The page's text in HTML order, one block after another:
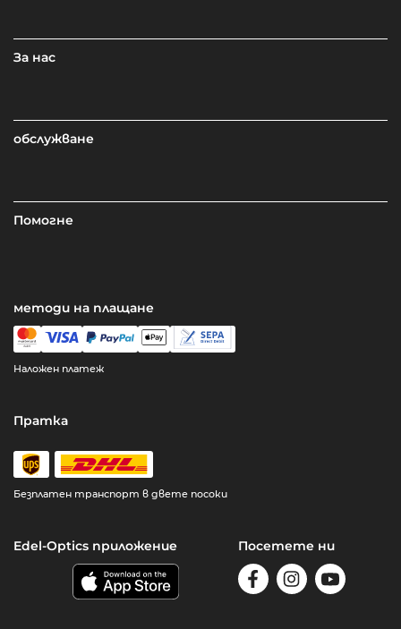
За нас
обслужване
Помогне
методи на плащане
Наложен платеж
Пратка
Безплатен транспорт в двете посоки
Edel-Optics приложение Посетете ни